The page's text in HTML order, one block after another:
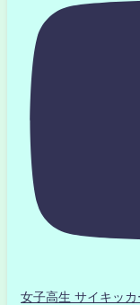
女子高生 サイキッカ